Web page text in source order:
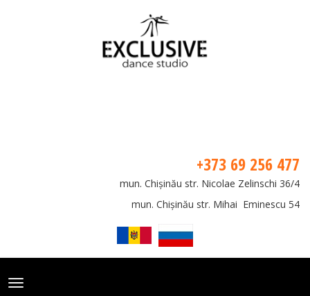
+373 69 256 477
mun. Chișinău str. Nicolae Zelinschi 36/4
mun. Chișinău str. Mihai Eminescu 54
Toggle